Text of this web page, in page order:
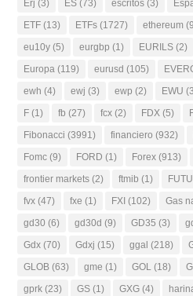
Erj (3) ES (73) escritos (3)
ETF (13) ETFs (1727) ethereum
eu10y (5) eurgbp (1) EURILS (2)
Europa (119) eurusd (105)
ewh (4) ewj (3) ewp (2) EWU
F (1) fb (27) fcx (2) FDX (5)
Fibonacci (3991) financiero (932)
Fomc (9) FORD (1) Forex (913)
frontier markets (2) ftmib (1) FUTU
fvx (47) fxe (1) FXI (102) Gas
gd30 (6) gd30d (9) GD35 (3)
Gdx (70) Gdxj (15) ggal (218)
GLOB (63) gme (1) GOL (18)
gprk (23) GS (1) GXG (4)